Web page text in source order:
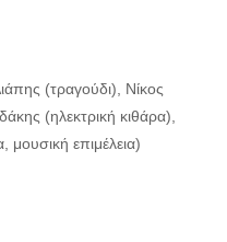
(τραγούδι), Νίκος
(ηλεκτρική κιθάρα),
επιμέλεια)